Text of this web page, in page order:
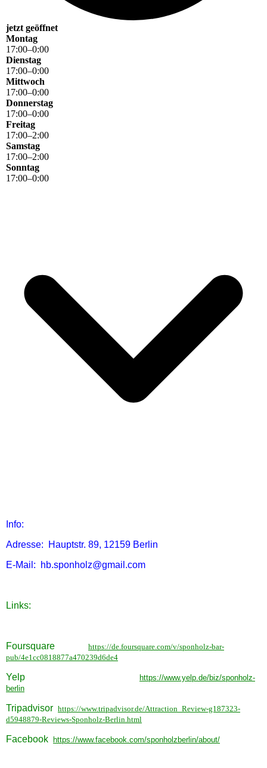
jetzt geöffnet
Montag
17:00–0:00
Dienstag
17:00–0:00
Mittwoch
17:00–0:00
Donnerstag
17:00–0:00
Freitag
17:00–2:00
Samstag
17:00–2:00
Sonntag
17:00–0:00
Info:
Adresse: Hauptstr. 89, 12159 Berlin
E-Mail: hb.sponholz@gmail.com
Links:
Foursquare
https://de.foursquare.com/v/sponholz-bar-
pub/4e1cc0818877a470239d6de4
Yelp
https://www.yelp.de/biz/sponholz-
berlin
Tripadvisor https://www.tripadvisor.de/Attraction_Review-g187323-
d5948879-Reviews-Sponholz-Berlin.html
Facebook https://www.facebook.com/sponholzberlin/about/